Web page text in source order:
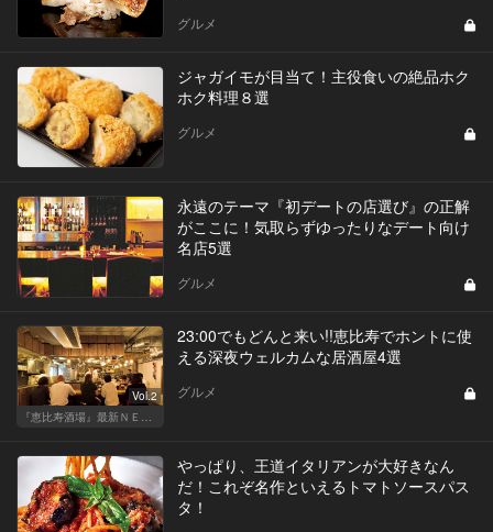
グルメ
ジャガイモが目当て！主役食いの絶品ホク
ホク料理８選
グルメ
永遠のテーマ『初デートの店選び』の正解
がここに！気取らずゆったりなデート向け
名店5選
グルメ
Vol.2
23:00でもどんと来い!!恵比寿でホントに使
える深夜ウェルカムな居酒屋4選
グルメ
やっぱり、王道イタリアンが大好きなん
だ！これぞ名作といえるトマトソースパス
タ！